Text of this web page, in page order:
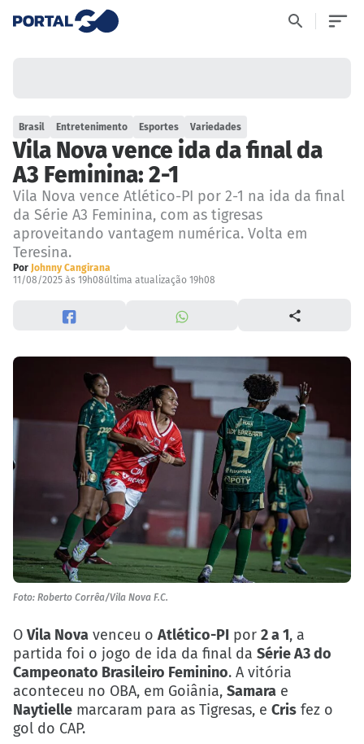
Brasil Entretenimento Esportes Variedades
Vila Nova vence ida da final da
A3 Feminina: 2-1
Vila Nova vence Atlético-PI por 2-1 na ida da final
da Série A3 Feminina, com as tigresas
aproveitando vantagem numérica. Volta em
Teresina.
Por Johnny Cangirana
11/08/2025 às 19h08última atualização 19h08
Foto: Roberto Corrêa/Vila Nova F.C.
O Vila Nova venceu o Atlético-PI por 2 a 1, a
partida foi o jogo de ida da final da Série A3 do
Campeonato Brasileiro Feminino. A vitória
aconteceu no OBA, em Goiânia, Samara e
Naytielle marcaram para as Tigresas, e Cris fez o
gol do CAP.